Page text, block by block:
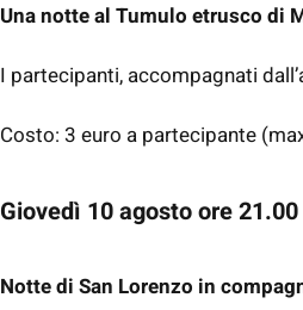
Una notte al Tumulo etrusco di
I partecipanti, accompagnati
Costo: 3 euro a partecipante
Giovedì 10 agosto ore 21.00
Notte di San Lorenzo in